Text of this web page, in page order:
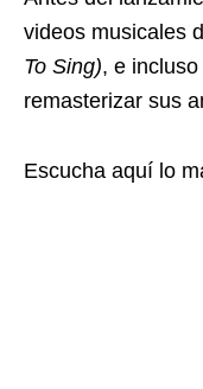
videos musicales
To Sing), e
remasterizar sus
Escucha aquí lo